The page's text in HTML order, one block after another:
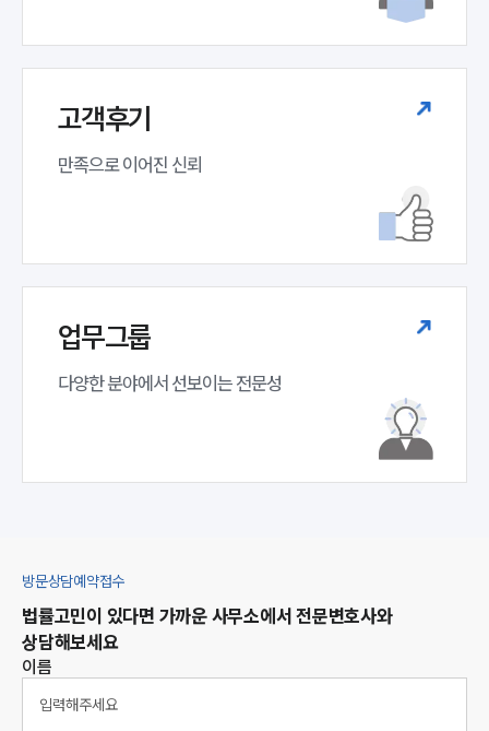
소식/자료
법률 블로그
법률서식
고객후기
만족으로 이어진 신뢰
업무그룹
다양한 분야에서 선보이는 전문성
방문상담예약접수
법률고민이 있다면 가까운 사무소에서 전문변호사와
상담해보세요
이름